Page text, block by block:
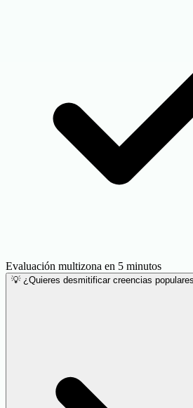
©
Evaluación multizona en 5 minutos
💡 ¿Quieres desmitificar creencias